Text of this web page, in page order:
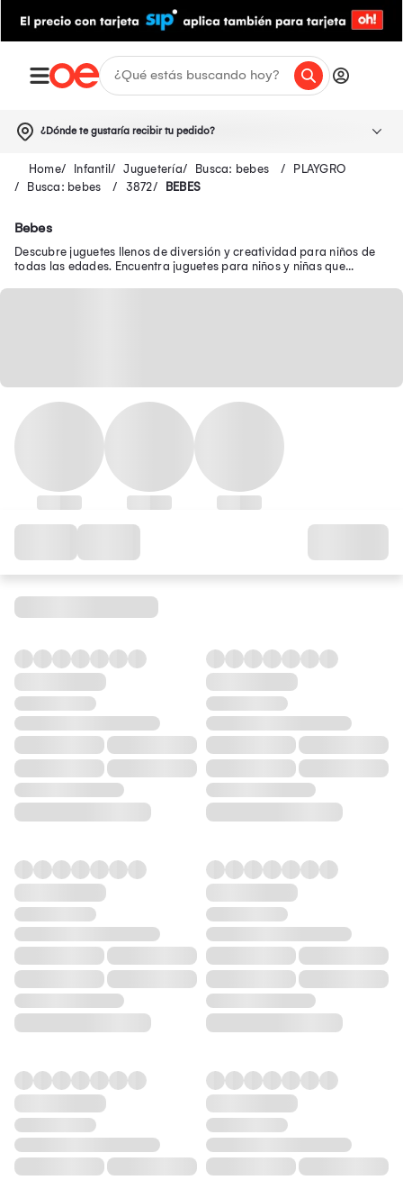
¿Dónde te gustaría recibir tu pedido?
Infantil Juguetería Busca: bebes
PLAYGRO
Busca: bebes
3872 BEBES
Bebes
Descubre juguetes llenos de diversión y creatividad para niños de
todas las edades. Encuentra juguetes para niños y niñas que